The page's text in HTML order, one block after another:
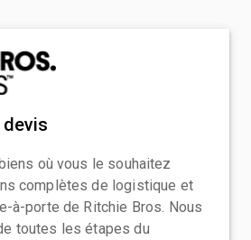
devis
où vous le souhaitez
complètes de logistique et
à-porte de Ritchie Bros. Nous
toutes les étapes du